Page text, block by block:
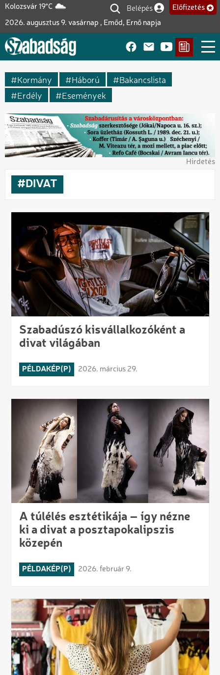
Ugrás
tartalomra
Kolozsvár 19°C
2026. augusztus 9. vasárnap , Emőd, Ernő napja
Felhasználói fiók
Belépés Előfizetés
Kormány Háború
Bakancslista
Erdély
Események
Hirdetés
DIVAT
Szabadúszó kisvállalkozóként a
divat világában
PÉLDAKÉP(P) 2026. március 29.
A túlélés esztétikája – így nézne
ki a divat a posztapokalipszis
közepén
PÉLDAKÉP(P) 2026. február 9.